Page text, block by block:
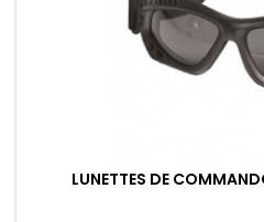
LUNETTES DE